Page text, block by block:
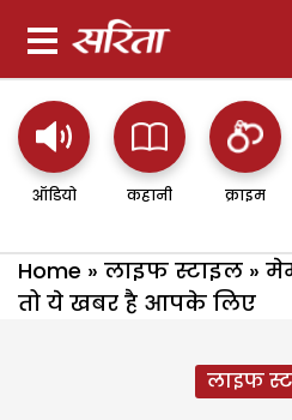
ऑडियो कहानी क्राइम
Home » लाइफ स्टाइल »
तो ये खबर है आपके लिए
लाइफ